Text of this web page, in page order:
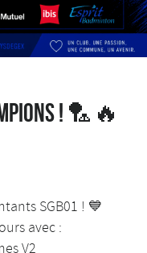
! 🏸🔥
SGB01 ! 💙
avec :
V2